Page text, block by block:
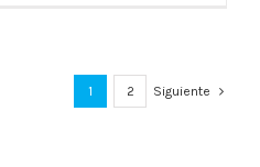
1 2 Siguiente